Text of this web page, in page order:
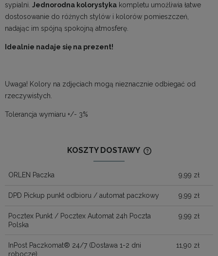
sypialni. Jednorodna kolorystyka kompletu umożliwia łatwe
dostosowanie do różnych stylów i kolorów pomieszczeń,
nadając im spójną spokojną atmosferę.
Idealnie nadaje się na prezent!
Uwaga! Kolory na zdjęciach mogą nieznacznie odbiegać od
rzeczywistych.
Tolerancja wymiaru +/- 3%
KOSZTY DOSTAWY
ORLEN Paczka 9,99 zł
DPD Pickup punkt odbioru / automat paczkowy 9,99 zł
Pocztex Punkt / Pocztex Automat 24h Poczta
Polska
9,99 zł
InPost Paczkomat® 24/7 (Dostawa 1-2 dni
robocze)
11,90 zł